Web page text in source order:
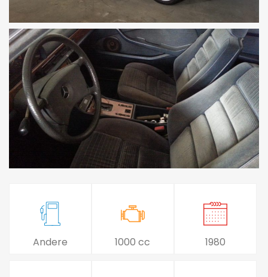
Andere 1000 cc 1980